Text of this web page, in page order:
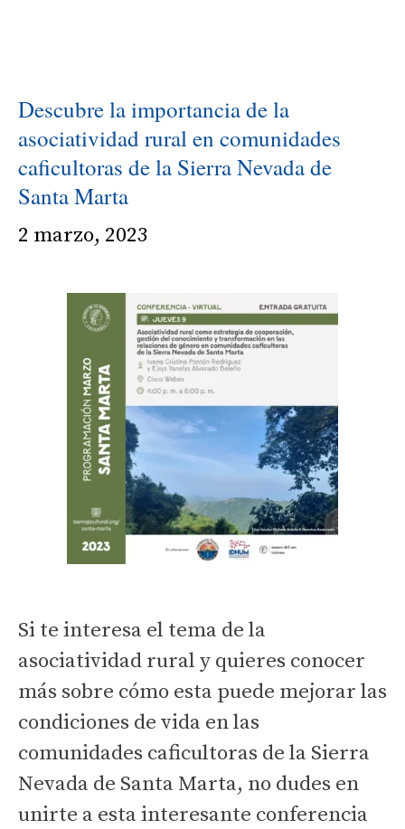
Descubre la importancia de la
asociatividad rural en comunidades
caficultoras de la Sierra Nevada de
Santa Marta
2 marzo, 2023
Si te interesa el tema de la
asociatividad rural y quieres conocer
más sobre cómo esta puede mejorar las
condiciones de vida en las
comunidades caficultoras de la Sierra
Nevada de Santa Marta, no dudes en
unirte a esta interesante conferencia